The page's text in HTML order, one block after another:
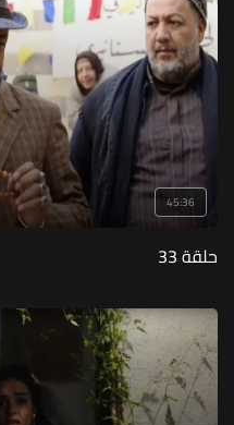
45:36
حلقة 33